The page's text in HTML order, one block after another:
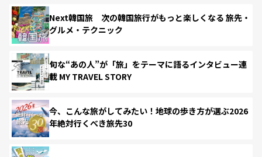
Next韓国旅 次の韓国旅行がもっと楽しくなる 旅先・
グルメ・テクニック
旬な“あの人”が「旅」をテーマに語るインタビュー連
載 MY TRAVEL STORY
今、こんな旅がしてみたい！地球の歩き方が選ぶ2026
年絶対行くべき旅先30